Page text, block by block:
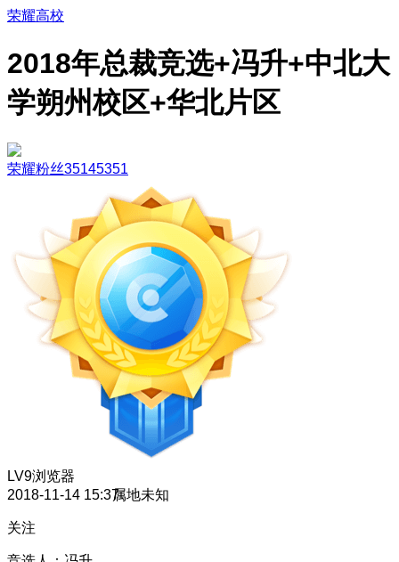
荣耀高校
2018年总裁竞选+冯升+中北大
学朔州校区+华北片区
荣耀粉丝35145351
LV9浏览器
2018-11-14 15:37属地未知
关注